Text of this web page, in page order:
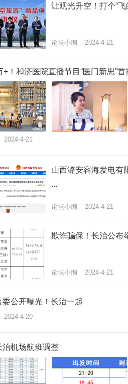
让观光升空！打个“飞
论坛小编 2024-4-21
+！和济医院直播节目“医门新思”首
2024-4-21
山西潞安容海发电有
...
论坛小编 2024-4-21
欺诈骗保！长治公布
论坛小编 2024-4-21
委公开曝光！长治一起
2024-4-20
治机场航班调整